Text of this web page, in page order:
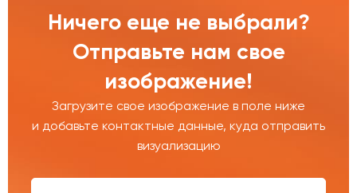
Ничего еще не выбрали?
Отправьте нам свое
изображение!
Загрузите свое изображение в поле ниже
и добавьте контактные данные, куда отправить
визуализацию